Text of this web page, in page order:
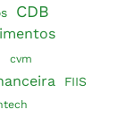
CDB
cvm
FIIS